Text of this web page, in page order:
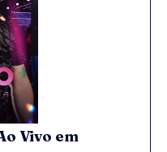
Vivo em